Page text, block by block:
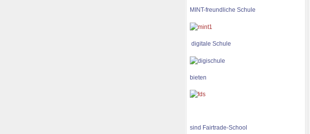
MINT-freundliche Schule
digitale Schule
bieten
sind Fairtrade-School